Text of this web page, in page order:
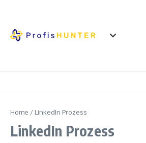
Home / LinkedIn Prozess
LinkedIn Prozess